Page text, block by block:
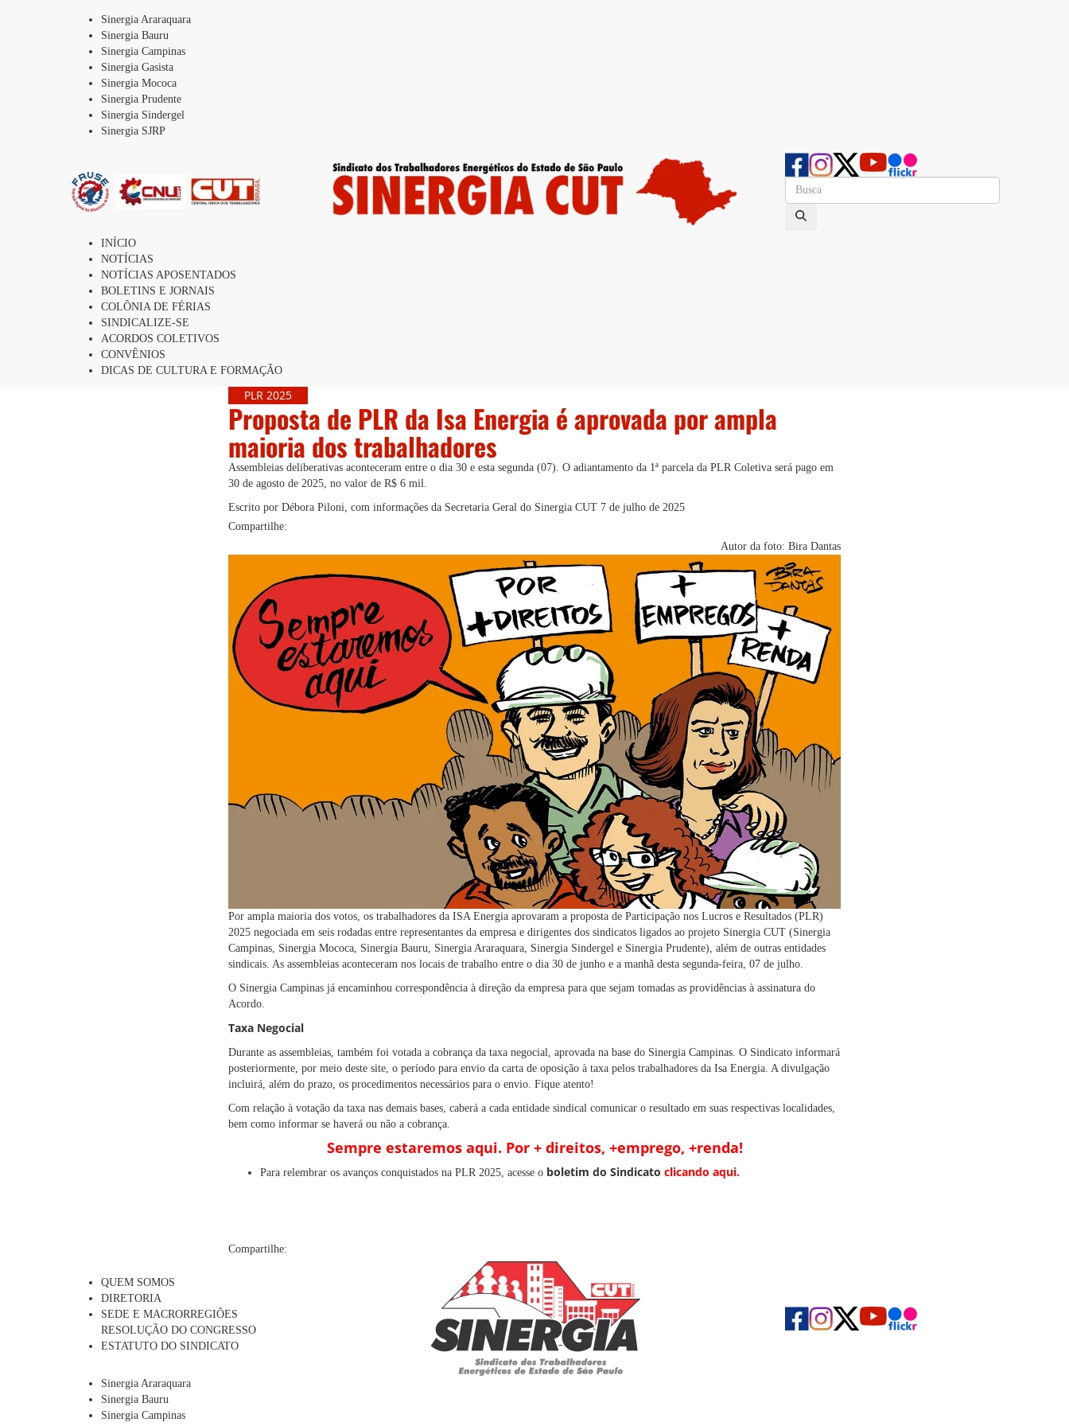
Sinergia Araraquara
Sinergia Bauru
Sinergia Campinas
Sinergia Gasista
Sinergia Mococa
Sinergia Prudente
Sinergia Sindergel
Sinergia SJRP
INÍCIO
NOTÍCIAS
NOTÍCIAS APOSENTADOS
BOLETINS E JORNAIS
COLÔNIA DE FÉRIAS
SINDICALIZE-SE
ACORDOS COLETIVOS
CONVÊNIOS
DICAS DE CULTURA E FORMAÇÃO
PLR 2025
Proposta de PLR da Isa Energia é aprovada por ampla
maioria dos trabalhadores
Assembleias deliberativas aconteceram entre o dia 30 e esta segunda (07). O adiantamento da 1ª parcela da PLR Coletiva será pago em
30 de agosto de 2025, no valor de R$ 6 mil.
Escrito por Débora Piloni, com informações da Secretaria Geral do Sinergia CUT 7 de julho de 2025
Compartilhe:
Autor da foto: Bira Dantas
Por ampla maioria dos votos, os trabalhadores da ISA Energia aprovaram a proposta de Participação nos Lucros e Resultados (PLR)
2025 negociada em seis rodadas entre representantes da empresa e dirigentes dos sindicatos ligados ao projeto Sinergia CUT (Sinergia
Campinas, Sinergia Mococa, Sinergia Bauru, Sinergia Araraquara, Sinergia Sindergel e Sinergia Prudente), além de outras entidades
sindicais. As assembleias aconteceram nos locais de trabalho entre o dia 30 de junho e a manhã desta segunda-feira, 07 de julho.
O Sinergia Campinas já encaminhou correspondência à direção da empresa para que sejam tomadas as providências à assinatura do
Acordo.
Taxa Negocial
Durante as assembleias, também foi votada a cobrança da taxa negocial, aprovada na base do Sinergia Campinas. O Sindicato informará
posteriormente, por meio deste site, o período para envio da carta de oposição à taxa pelos trabalhadores da Isa Energia. A divulgação
incluirá, além do prazo, os procedimentos necessários para o envio. Fique atento!
Com relação à votação da taxa nas demais bases, caberá a cada entidade sindical comunicar o resultado em suas respectivas localidades,
bem como informar se haverá ou não a cobrança.
Sempre estaremos aqui. Por + direitos, +emprego, +renda!
Para relembrar os avanços conquistados na PLR 2025, acesse o boletim do Sindicato clicando aqui.
Compartilhe:
QUEM SOMOS
DIRETORIA
SEDE E MACRORREGIÕES
RESOLUÇÃO DO CONGRESSO
ESTATUTO DO SINDICATO
Sinergia Araraquara
Sinergia Bauru
Sinergia Campinas